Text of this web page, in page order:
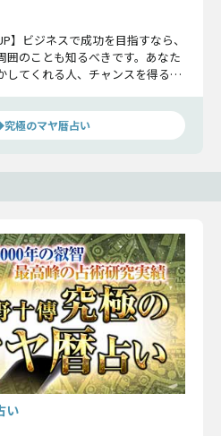
】ビジネスで成功を目指すなら、
囲のことも知るべきです。あなた
してくれる人、チャンスを得るた
極のマヤ暦占い
い